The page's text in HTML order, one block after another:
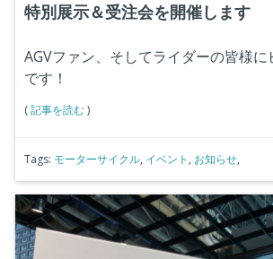
特別展示＆受注会を開催します
AGVファン、そしてライダーの皆様に
です！
(記事を読む)
Tags: モーターサイクル, イベント , お知らせ,